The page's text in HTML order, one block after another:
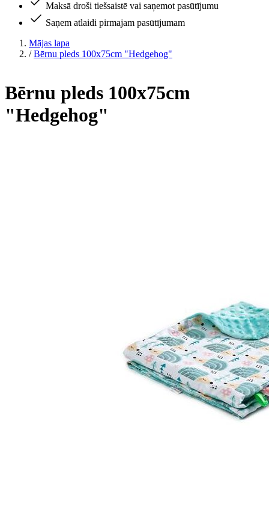
Maksā droši tiešsaistē vai saņemot pasūtījumu
Saņem atlaidi pirmajam pasūtījumam
Mājas lapa
/ Bērnu pleds 100x75cm "Hedgehog"
Bērnu pleds 100x75cm
"Hedgehog"